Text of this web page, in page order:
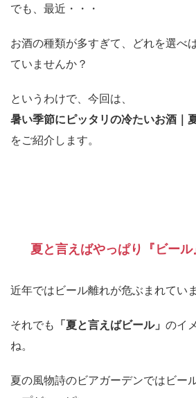
でも、最近・・・
お酒の種類が多すぎて、どれを選べ
ていませんか？
というわけで、今回は、
暑い季節にピッタリの冷たいお酒｜
をご紹介します。
夏と言えばやっぱり『ビール
近年ではビール離れが危ぶまれてい
それでも 「夏と言えばビール」 のイ
ね。
夏の風物詩のビアガーデンではビー